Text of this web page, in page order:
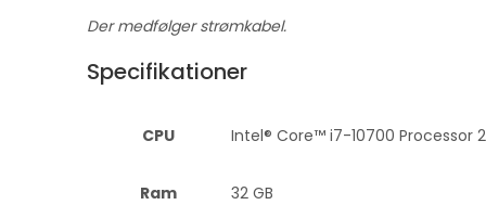
Der medfølger strømkabel.
Specifikationer
CPU Intel® Core™ i7-10700 Processor
Ram 32 GB